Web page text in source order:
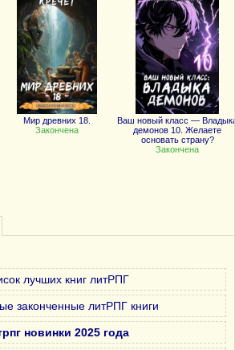
Мир древних 18.
Закончена
Ваш новый класс —
демонов 10. Желаете
основать страну?
Закончена
лучших книг литРПГ
законченные литРПГ книги
новинки 2025 года